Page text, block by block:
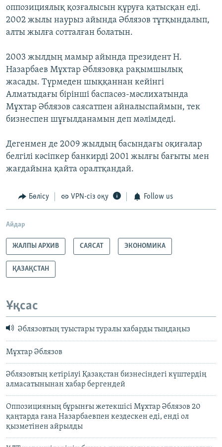
оппозициялық қозғалысын құруға қатысқан еді.
2002 жылы наурыз айында Әблязов тұтқындалып,
алты жылға сотталған болатын.
2003 жылдың мамыр айында президент Н.
Назарбаев Мұхтар Әблязовқа рақымшылық
жасады. Түрмеден шыққаннан кейінгі
Алматыдағы бірінші баспасөз-мәслихатында
Мұхтар Әблязов саясатпен айналыспаймын, тек
бизнеспен шұғылданамын деп мәлімдеді.
Дегенмен де 2009 жылдың басындағы оқиғалар
белгілі кәсіпкер банкирді 2001 жылғы бағыты мен
жағдайына қайта оралтқандай.
Бөлісу VPN-сіз оқу Follow us
Айдар
ЖАЛПЫ АРХИВ САЯСАТ ЭКОНОМИКА
ҚАЗАҚСТАН
Ұқсас
Әблязовтың туыстары туралы хабарды тыңдаңыз
Мұхтар Әблязов
Әблязовтың кетірілуі Қазақстан бизнесіндегі күштердің
алмасатынынан хабар бергендей
Оппозицияның бұрынғы жетекшісі Мұхтар Әблязов 20
қаңтарда ғана Назарбаевпен кездескен еді, енді ол
қызметінен айрылды